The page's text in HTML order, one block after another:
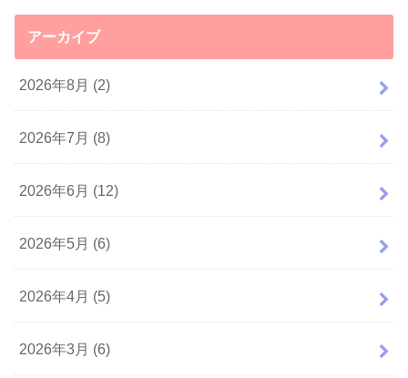
アーカイブ
2026年8月 (2)
2026年7月 (8)
2026年6月 (12)
2026年5月 (6)
2026年4月 (5)
2026年3月 (6)